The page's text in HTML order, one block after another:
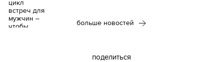
больше новостей
поделиться